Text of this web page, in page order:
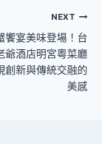
NEXT
饗宴美味登場！台
爺酒店明宮粵菜廳
創新與傳統交融的
美感